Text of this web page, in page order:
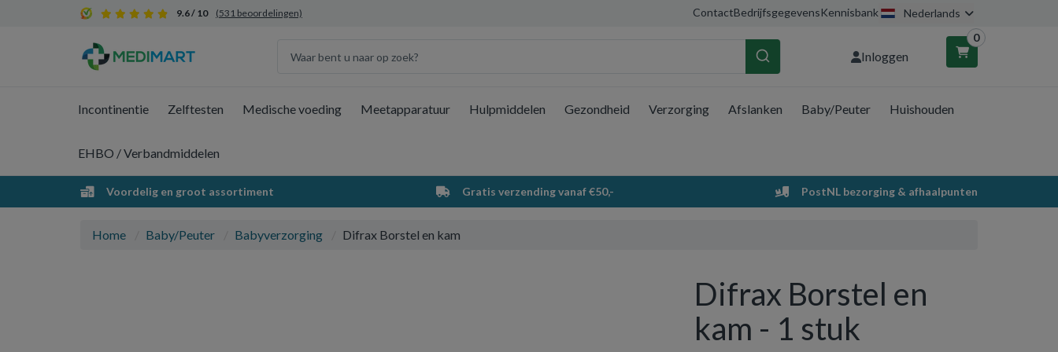
9.6 / 10 (531 beoordelingen) ContactBedrijfsgegevensKennisbank Nederlands
Inloggen
0
Winkelwagen
Uw winkelwagen is leeg.
Vul hem met producten.
Incontinentie Zelftesten Medische voeding Meetapparatuur Hulpmiddelen Gezondheid Verzorging Afslanken Baby/Peuter Huishouden
EHBO / Verbandmiddelen
Voordelig en groot assortiment Gratis verzending vanaf €50,- PostNL bezorging & afhaalpunten
Home Baby/Peuter Babyverzorging Difrax Borstel en kam
Difrax Borstel en
kam - 1 stuk